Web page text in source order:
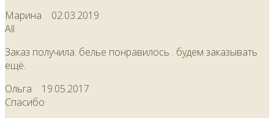
Марина 02.03.2019
All
Заказ получила. белье понравилось . будем заказывать
ещё.
Ольга 19.05.2017
Спасибо